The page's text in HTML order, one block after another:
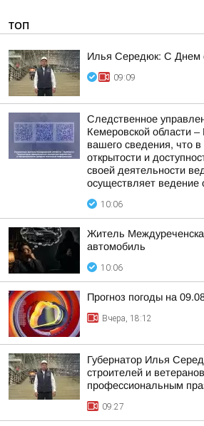
ТОП
Илья Середюк: С Днем
09:09
Следственное
Кемеровской области
вашего сведения, что
открытости и
своей деятельности
осуществляет
10:06
Житель
автомобиль
10:06
Прогноз погоды на
Вчера, 18:12
Губернатор Илья
строителей и
профессиональным
09:27